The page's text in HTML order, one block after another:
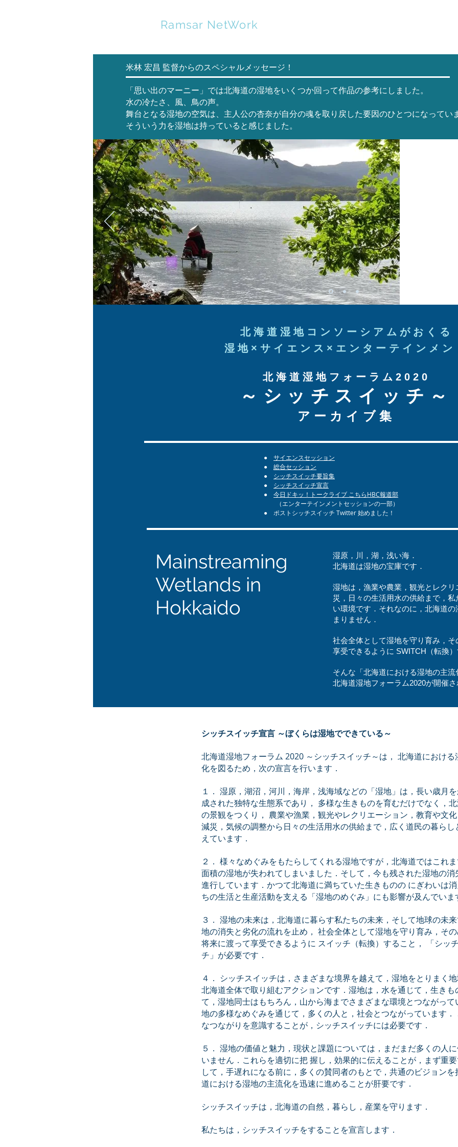
Ramsar NetWork
米林 宏昌 監督からのスペシャルメッセージ！
「思い出のマーニー」では北海道の湿地をいくつか回って作品の参考にしました。
水の冷たさ、風、鳥の声。
舞台となる湿地の空気は、主人公の杏奈が自分の魂を取り戻した要因のひとつになっていま
そういう力を湿地は持っていると感じました。
北海道湿地コンソーシアムがおくる
湿地×サイエンス×エンターテインメン
北海道湿地フォーラム2020
​～シッチスイッチ​～
​アーカイブ集
● サイエンスセッション
● 総合セッション
● シッチスイッチ要旨集
● シッチスイッチ宣言
● 今日ドキッ！トークライブ こちらHBC報道部
（エンターテインメントセッションの一部）
​● ポストシッチスイッチ Twitter 始めました！
Mainstreaming
Wetlands in
Hokkaido
​湿原，川，湖，浅い海．
北海道は湿地の宝庫です．
湿地は，漁業や農業，観光とレク
災，日々の生活用水の供給まで，
い環境です．それなのに，北海道
まりません．
社会全体として湿地を守り育み，そ
享受できるように​ SWITCH（転換）
そんな「北海道における湿地の主流
北海道湿地フォーラム2020が開催さ
シッチスイッチ宣言 ～ぼくらは湿地でできている～
北海道湿地フォーラム 2020 ～シッチスイッチ～は， 北海道における
化を図るため，次の宣言を行います．
１． 湿原，湖沼，河川，海岸，浅海域などの「湿地」は，長い歳月
成された独特な生態系であり， 多様な生きものを育むだけでなく，
の景観をつくり， 農業や漁業，観光やレクリエーション，教育や文
減災，気候の調整から日々の生活用水の供給まで，広く道民の暮らし
えています．
２． 様々なめぐみをもたらしてくれる湿地ですが，北海道ではこれ
面積の湿地が失われてしまいました．そして，今も残された湿地の消
進行しています．かつて北海道に満ちていた生きものの にぎわいは
ちの生活と生産活動を支える「湿地のめぐみ」にも影響が及んでいま
３． 湿地の未来は，北海道に暮らす私たちの未来，そして地球の未
地の消失と劣化の流れを止め， 社会全体として湿地を守り育み，そ
将来に渡って享受できるように スイッチ（転換）すること， 「シッ
チ」が必要です．
４． シッチスイッチは，さまざまな境界を越えて，湿地をとりまく地
北海道全体で取り組むアクションです．湿地は，水を通じて，生きも
て，湿地同士はもちろん，山から海までさまざまな環境とつながって
地の多様なめぐみを通じて，多くの人と，社会とつながっています．
なつながりを意識することが，シッチスイッチには必要です．
５． 湿地の価値と魅力，現状と課題については，まだまだ多くの人
いません．これらを適切に把 握し，効果的に伝えることが，まず重
して，手遅れになる前に，多くの賛同者のもとで，共通のビジョンを
道における湿地の主流化を迅速に進めることが肝要です．
シッチスイッチは，北海道の自然，暮らし，産業を守ります．
私たちは，シッチスイッチをすることを宣言します．